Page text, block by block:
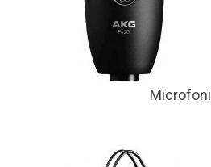
Microfoni